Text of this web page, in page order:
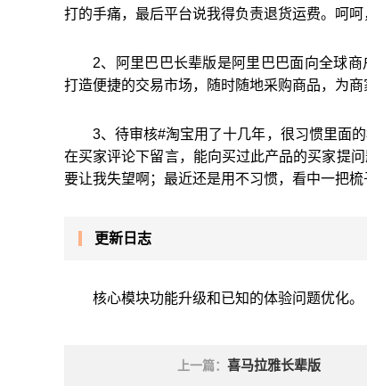
打的手痛，最后平台说我得负责退货运费。呵
2、阿里巴巴长辈版是阿里巴巴面向全球
打造便捷的交易市场，随时随地采购商品，为
3、待审核#淘宝用了十几年，很习惯里面
在买家评论下留言，能向买过此产品的买家提
要让我失望啊；最近还是用不习惯，看中一把
更新日志
核心模块功能升级和已知的体验问题优化。
上一篇： 喜马拉雅长辈版